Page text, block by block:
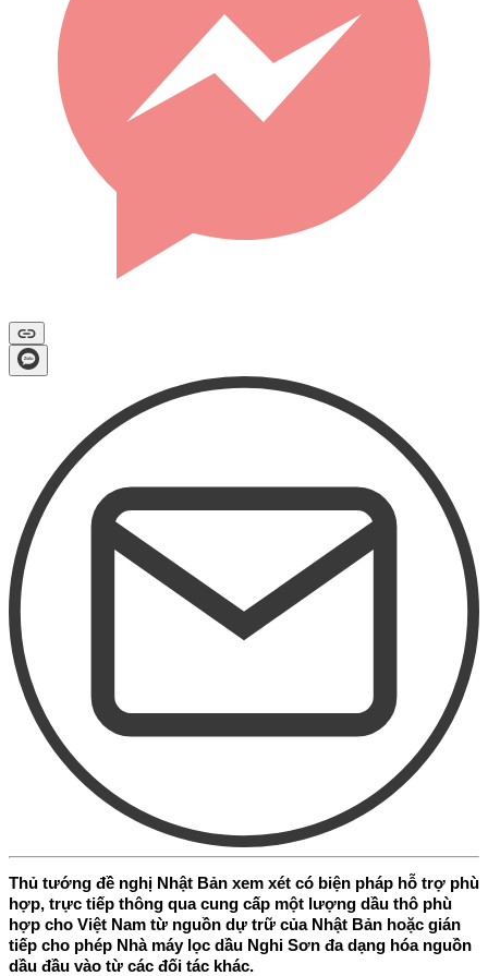
Thủ tướng đề nghị Nhật Bản xem xét có biện pháp hỗ trợ phù
hợp, trực tiếp thông qua cung cấp một lượng dầu thô phù
hợp cho Việt Nam từ nguồn dự trữ của Nhật Bản hoặc gián
tiếp cho phép Nhà máy lọc dầu Nghi Sơn đa dạng hóa nguồn
dầu đầu vào từ các đối tác khác.